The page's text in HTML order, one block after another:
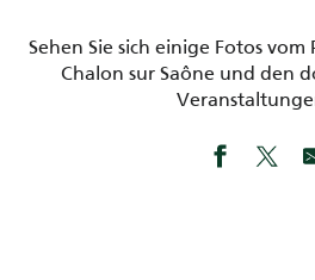
Sehen Sie sich einige Fotos vom
Chalon sur Saône und den